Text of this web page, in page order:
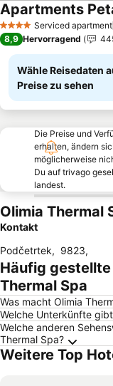
4 Sterne Serviced apartment
Apartments
8,9 Hervorragend
Wähle Reisedaten
Preise zu sehen
Die Preise und
erhalten, ändern
möglicherweise
Du auf trivago
landest.
Olimia Thermal
Kontakt
Podčetrtek, 9823,
Häufig
Thermal Spa
Was macht Olimia
Welche Unterkünfte
Welche anderen
Thermal Spa?
Weitere Top